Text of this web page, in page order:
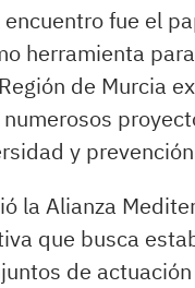
fue el
herramienta
de Murcia
y
la Alianza
que busca
de